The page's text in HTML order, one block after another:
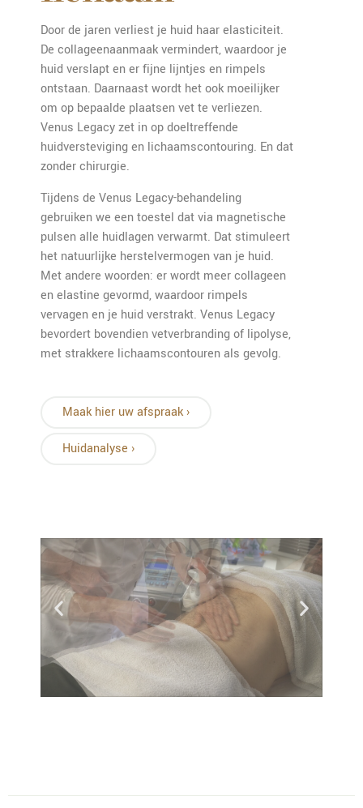
Door de jaren verliest je huid haar elasticiteit.
De collageenaanmaak vermindert, waardoor je
huid verslapt en er fijne lijntjes en rimpels
ontstaan. Daarnaast wordt het ook moeilijker
om op bepaalde plaatsen vet te verliezen.
Venus Legacy zet in op doeltreffende
huidversteviging en lichaamscontouring. En dat
zonder chirurgie.
Tijdens de Venus Legacy-behandeling
gebruiken we een toestel dat via magnetische
pulsen alle huidlagen verwarmt. Dat stimuleert
het natuurlijke herstelvermogen van je huid.
Met andere woorden: er wordt meer collageen
en elastine gevormd, waardoor rimpels
vervagen en je huid verstrakt. Venus Legacy
bevordert bovendien vetverbranding of lipolyse,
met strakkere lichaamscontouren als gevolg.
Maak hier uw afspraak ›
Huidanalyse ›